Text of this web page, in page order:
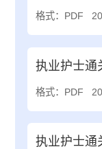
格式：PDF
执业护士通
格式：PDF
执业护士通